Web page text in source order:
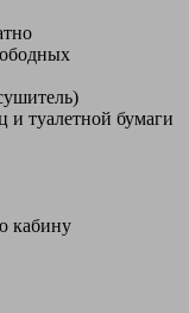
и туалетной бумаги
кабину